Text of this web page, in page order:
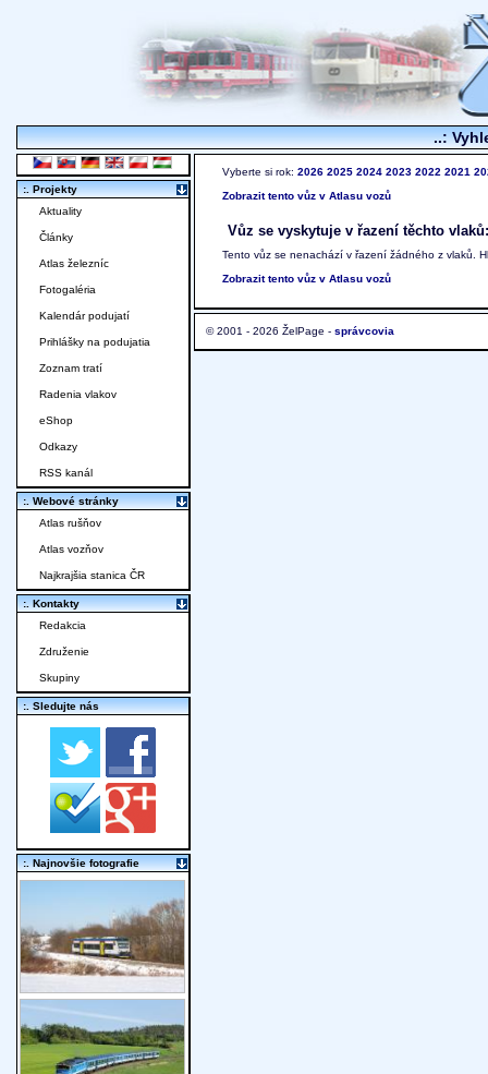
..:
Vyberte si rok: 2026 2025 2024 2023 2022 2021
Zobrazit tento vůz v Atlasu vozů
Vůz se vyskytuje v řazení těchto vlaků:
Tento vůz se nenachází v řazení žádného z vlaků.
Zobrazit tento vůz v Atlasu vozů
© 2001 - 2026 ŽelPage - správcovia
:. Projekty
Aktuality
Články
Atlas železníc
Fotogaléria
Kalendár podujatí
Prihlášky na podujatia
Zoznam tratí
Radenia vlakov
eShop
Odkazy
RSS kanál
:. Webové stránky
Atlas rušňov
Atlas vozňov
Najkrajšia stanica ČR
:. Kontakty
Redakcia
Združenie
Skupiny
:. Sledujte nás
:. Najnovšie fotografie